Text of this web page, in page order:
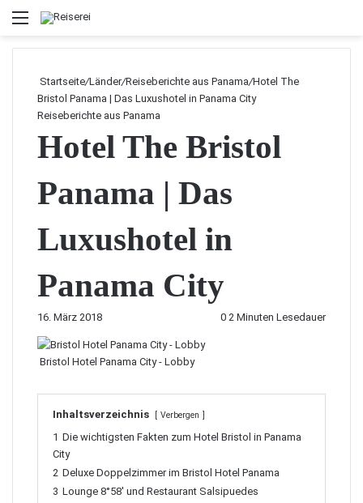
Menü
Startseite/Länder/Reiseberichte aus Panama/Hotel The
Bristol Panama | Das Luxushotel in Panama City
Reiseberichte aus Panama
Hotel The Bristol
Panama | Das
Luxushotel in
Panama City
16. März 2018 0 2 Minuten Lesedauer
Bristol Hotel Panama City - Lobby
Inhaltsverzeichnis Verbergen
1 Die wichtigsten Fakten zum Hotel Bristol in Panama
City
2 Deluxe Doppelzimmer im Bristol Hotel Panama
3 Lounge 8°58′ und Restaurant Salsipuedes